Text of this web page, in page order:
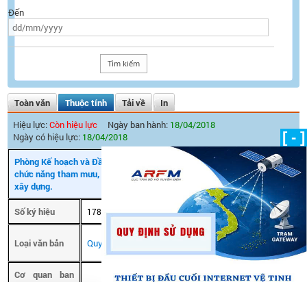
Đến
Toàn văn Thuộc tính Tải về
In
Hiệu lực:Còn hiệu lực Ngày ban hành: 18/04/2018
Ngày có hiệu lực: 18/04/2018
Phòng Kế hoạch và Đầu tư là đơn vị thuộc Cục Tần số vô tuyến điện có
chức năng tham mưu, giúp Cục trưởng trong lĩnh vực kế hoạch, đầu tư,
xây dựng.
Số ký hiệu 178/QĐ-CTS Ngày ban hành 18/04/2018
Loại văn bản Quyết định
Ngày có hiệu
lực
18/04/2018
Cơ quan ban
[ - ]